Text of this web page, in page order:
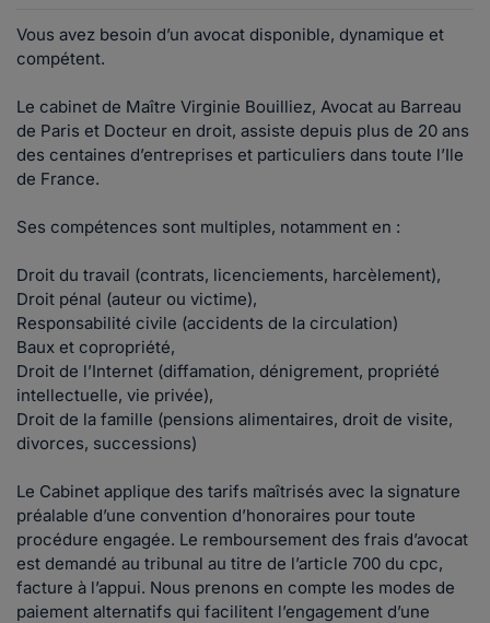
Vous avez besoin d’un avocat disponible, dynamique et
compétent.
Le cabinet de Maître Virginie Bouilliez, Avocat au Barreau
de Paris et Docteur en droit, assiste depuis plus de 20 ans
des centaines d’entreprises et particuliers dans toute l’Ile
de France.
Ses compétences sont multiples, notamment en :
Droit du travail (contrats, licenciements, harcèlement),
Droit pénal (auteur ou victime),
Responsabilité civile (accidents de la circulation)
Baux et copropriété,
Droit de l’Internet (diffamation, dénigrement, propriété
intellectuelle, vie privée),
Droit de la famille (pensions alimentaires, droit de visite,
divorces, successions)
Le Cabinet applique des tarifs maîtrisés avec la signature
préalable d’une convention d’honoraires pour toute
procédure engagée. Le remboursement des frais d’avocat
est demandé au tribunal au titre de l’article 700 du cpc,
facture à l’appui. Nous prenons en compte les modes de
paiement alternatifs qui facilitent l’engagement d’une